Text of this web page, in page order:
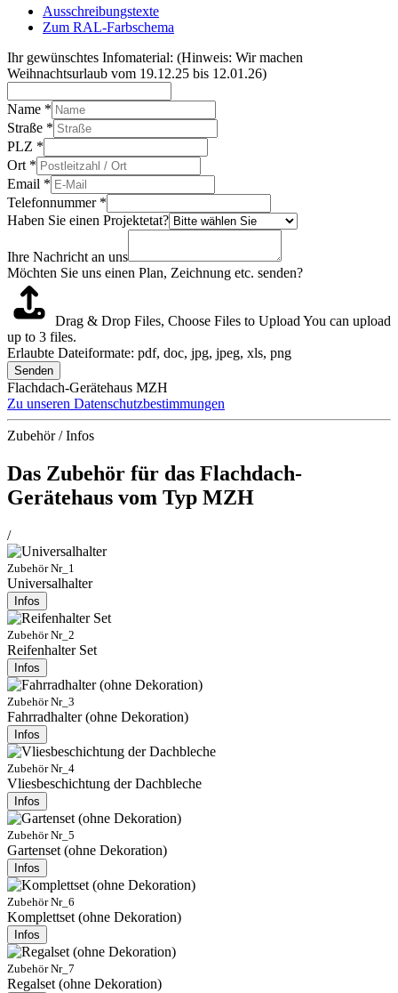
Ausschreibungstexte
Zum RAL-Farbschema
Ihr gewünschtes Infomaterial: (Hinweis: Wir machen
Weihnachtsurlaub vom 19.12.25 bis 12.01.26)
Name *
Straße *
PLZ *
Ort *
Email *
Telefonnummer *
Haben Sie einen Projektetat?
Ihre Nachricht an uns
Möchten Sie uns einen Plan, Zeichnung etc. senden?
Drag & Drop Files, Choose Files to Upload You can upload
up to 3 files.
Erlaubte Dateiformate: pdf, doc, jpg, jpeg, xls, png
Senden
Flachdach-Gerätehaus MZH
Zu unseren Datenschutzbestimmungen
Zubehör / Infos
Das Zubehör für das Flachdach-
Gerätehaus vom Typ MZH
/
Zubehör Nr_1
Universalhalter
Infos
Zubehör Nr_2
Reifenhalter Set
Infos
Zubehör Nr_3
Fahrradhalter (ohne Dekoration)
Infos
Zubehör Nr_4
Vliesbeschichtung der Dachbleche
Infos
Zubehör Nr_5
Gartenset (ohne Dekoration)
Infos
Zubehör Nr_6
Komplettset (ohne Dekoration)
Infos
Zubehör Nr_7
Regalset (ohne Dekoration)